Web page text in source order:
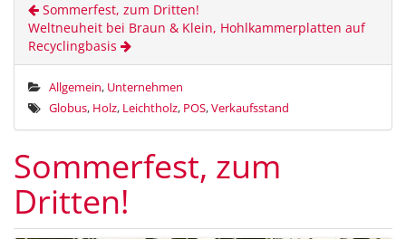
Sommerfest, zum Dritten!
Weltneuheit bei Braun & Klein, Hohlkammerplatten auf
Recyclingbasis
Allgemein, Unternehmen
Globus, Holz, Leichtholz, POS,Verkaufsstand
Sommerfest, zum
Dritten!